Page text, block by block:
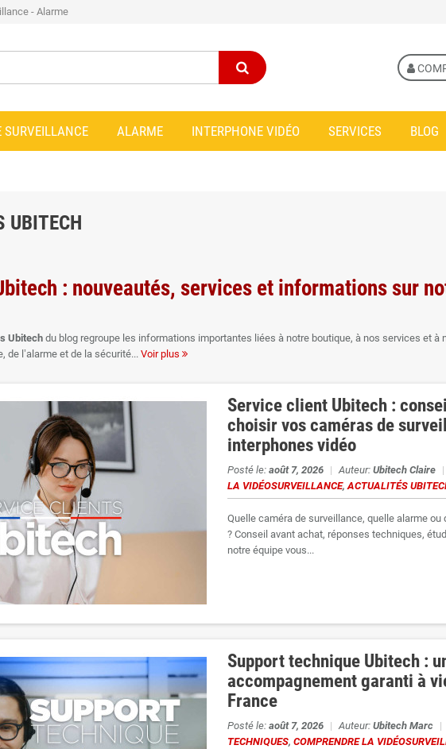
- Alarme
SURVEILLANCE ALARME INTERPHONE VIDÉO SERVICES BLOG
UBITECH
: nouveautés, services et informations sur
Ubitechdu blog regroupe les informations importantes liées à notre boutique, à nos services et à
de l’alarme et de la sécurité
Voir plus
aux guides d’achat et aux informations utiles pour mieux choisir vos équipements de sécurité.
particuliers, les professionnels et les installateurs dans le choix de solutions adaptées à leurs
enregistreurs NVR, alarmes sans fil, interphones vidéo, accessoires réseau et équipements de
également de suivre les évolutions de notre offre, nos conseils d’experts, nos sélections de
services.
Hikvision,Dahua,Ajaxet
à choisir une solution de sécurité cohérente avec votre installation.
ajoutés régulièrement afin de vous informer des principales actualités Ubitech et des évolutions
Service client Ubitech :
choisir vos caméras de
interphones vidéo
Posté le:août 7, 2026 | Auteur:Ubitech Claire |
LA VIDÉOSURVEILLANCE,ACTUALITÉS
Quelle caméra de surveillance, quelle alarme
? Conseil avant achat, réponses techniques,
notre équipe vous...
Support technique Ubitech :
accompagnement garanti à
France
Posté le:août 7, 2026 | Auteur:Ubitech Marc |
TECHNIQUES,COMPRENDRE LA